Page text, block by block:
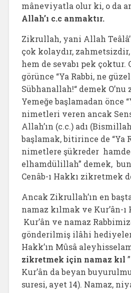
mâneviyatla olur ki, o da
Allah’ı c.c anmaktır.
Zikrullah, yani Allah
çok kolaydır, zahmetsizdir,
hem de sevabı pek çoktur.
görünce “Ya Rabbi, ne
Sübhanallah!“ demek
Yemeğe başlamadan önce
nimetleri veren ancak
Allah’ın (c.c.) adı
başlamak, bitirince de “Ya
nimetlere şükreder
elhamdülillah” demek,
Cenâb-ı Hakkı zikretmek
Ancak Zikrullah’ın en
namaz kılmak ve Kur’ân-
Kur’ân ve namaz
gönderilmiş ilâhi
Hakk’ın Mûsâ
zikretmek için namaz kıl
Kur’ân da beyan
suresi, ayet 14). Namaz,